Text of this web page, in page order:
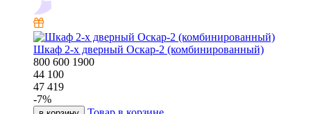
Шкаф 2-х дверный Оскар-2 (комбинированный)
800 600 1900
44 100
47 419
-7%